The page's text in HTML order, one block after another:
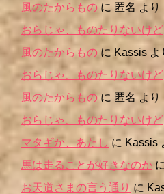
風のたからもの に 匿名 より
おらじゃ、ものたりないけど
風のたからもの に Kassis よ
おらじゃ、ものたりないけど
風のたからもの に 匿名より
おらじゃ、ものたりないけど
マタギか、あたし に Kassis
馬は走ることが好きなのか に
お天道さまの言う通り に